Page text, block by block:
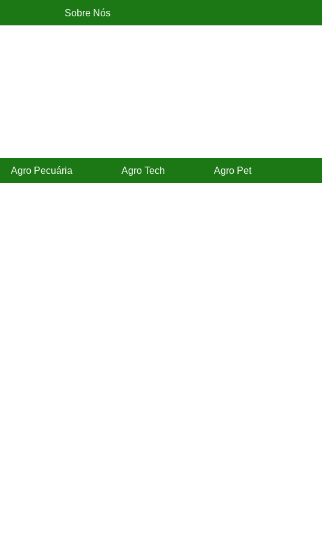
Sobre Nós
Agro Pecuária Agro Tech Agro Pet